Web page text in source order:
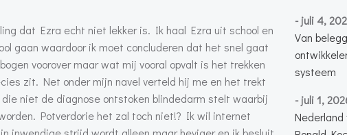
dat Ezra echt niet lekker is. Ik haal Ezra uit school en
gaan waardoor ik moet concluderen dat het snel gaat
voorover maar wat mij vooral opvalt is het trekken
zit. Net onder mijn navel verteld hij me en het trekt
niet de diagnose ontstoken blindedarm stelt waarbij
Potverdorie het zal toch niet!? Ik wil internet
- juli 4,
Van
systeem
- juli 1,